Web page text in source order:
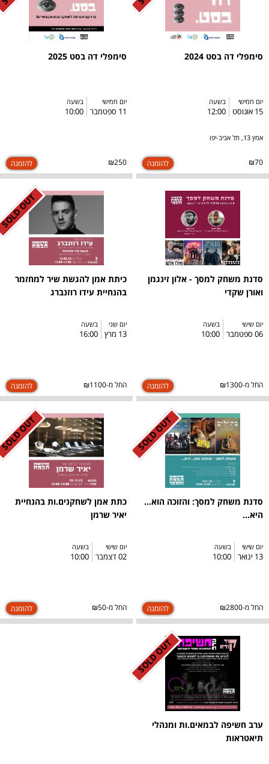
סימפלי דה בסט 2024
יום חמישי
15 אוגוסט
בשעה
12:00
אמץ 13, תל אביב-יפו
₪70
סימפלי דה בסט 2025
יום חמישי
11 ספטמבר
בשעה
10:00
₪250
סדנת משחק למסך - אלון זינגמן
ואורן שקדי
יום שישי
06 ספטמבר
בשעה
10:00
החל מ-₪1300
כיתת אמן להגשת שיר למחזמר
בהנחיית עידו רוזנברג
OUT
יום שני
13 מרץ
בשעה
16:00
החל מ-₪1100
סדנת משחק למסך: והזוכה הוא...
היא...
SOLD OUT
יום שישי
13 ינואר
בשעה
10:00
החל מ-₪2800
כתת אמן לשחקנים.ות בהנחיית
יאיר שרמן
OUT
יום שישי
02 דצמבר
בשעה
10:00
החל מ-₪50
ערב חשיפה לבמאים.ות ומנהלי
תיאטראות
SOLD OUT